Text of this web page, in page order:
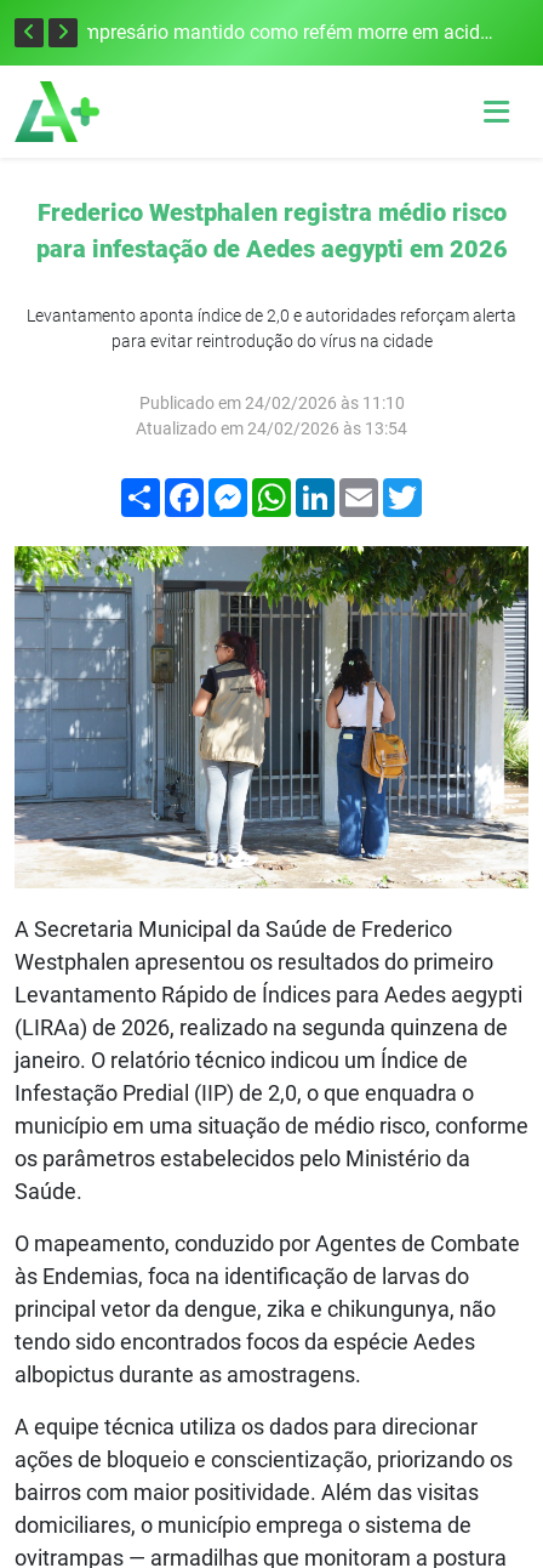
Edital para construção de ponte entre Itapiranga e Barra do Guarita deve ser lançado no segundo semestre Empresário mantido como refém morre em acidente após assalto em Cerro Largo
Frederico Westphalen registra médio risco
para infestação de Aedes aegypti em 2026
Levantamento aponta índice de 2,0 e autoridades reforçam alerta
para evitar reintrodução do vírus na cidade
Publicado em 24/02/2026 às 11:10
Atualizado em 24/02/2026 às 13:54
Compartilhar
FacebookMessenger
WhatsApp
LinkedIn
Email
A Secretaria Municipal da Saúde de Frederico
Westphalen apresentou os resultados do primeiro
Levantamento Rápido de Índices para Aedes aegypti
(LIRAa) de 2026, realizado na segunda quinzena de
janeiro. O relatório técnico indicou um Índice de
Infestação Predial (IIP) de 2,0, o que enquadra o
município em uma situação de médio risco, conforme
os parâmetros estabelecidos pelo Ministério da
Saúde.
O mapeamento, conduzido por Agentes de Combate
às Endemias, foca na identificação de larvas do
principal vetor da dengue, zika e chikungunya, não
tendo sido encontrados focos da espécie Aedes
albopictus durante as amostragens.
A equipe técnica utiliza os dados para direcionar
ações de bloqueio e conscientização, priorizando os
bairros com maior positividade. Além das visitas
domiciliares, o município emprega o sistema de
ovitrampas — armadilhas que monitoram a postura